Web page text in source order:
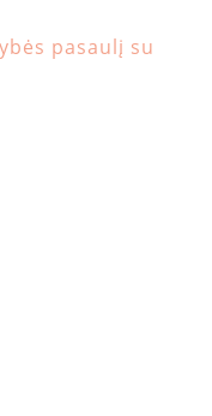
pasaulį su